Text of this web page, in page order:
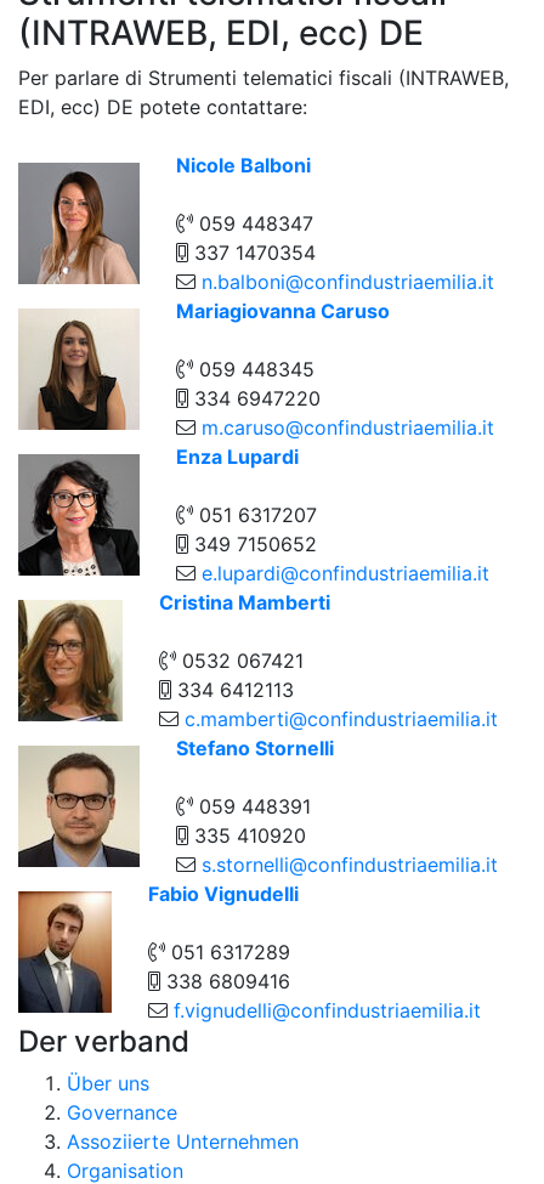
(INTRAWEB, EDI, ecc) DE
Per parlare di Strumenti telematici fiscali (INTRAWEB,
EDI, ecc) DE potete contattare:
Nicole Balboni
059 448347
337 1470354
n.balboni@confindustriaemilia.it
Mariagiovanna Caruso
059 448345
334 6947220
m.caruso@confindustriaemilia.it
Enza Lupardi
051 6317207
349 7150652
e.lupardi@confindustriaemilia.it
Cristina Mamberti
0532 067421
334 6412113
c.mamberti@confindustriaemilia.it
Stefano Stornelli
059 448391
335 410920
s.stornelli@confindustriaemilia.it
Fabio Vignudelli
051 6317289
338 6809416
f.vignudelli@confindustriaemilia.it
Der verband
Über uns
Governance
Assoziierte Unternehmen
Organisation